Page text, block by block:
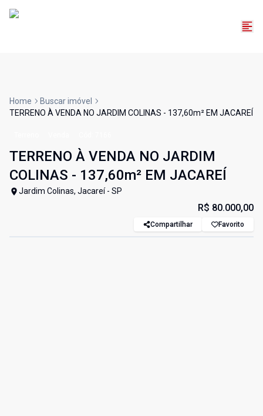
Home
Buscar imóvel
TERRENO À VENDA NO JARDIM COLINAS - 137,60m² EM JACAREÍ
TERRENO À VENDA NO JARDIM
COLINAS - 137,60m² EM JACAREÍ
Jardim Colinas, Jacareí - SP
R$ 80.000,00
Compartilhar Favorito